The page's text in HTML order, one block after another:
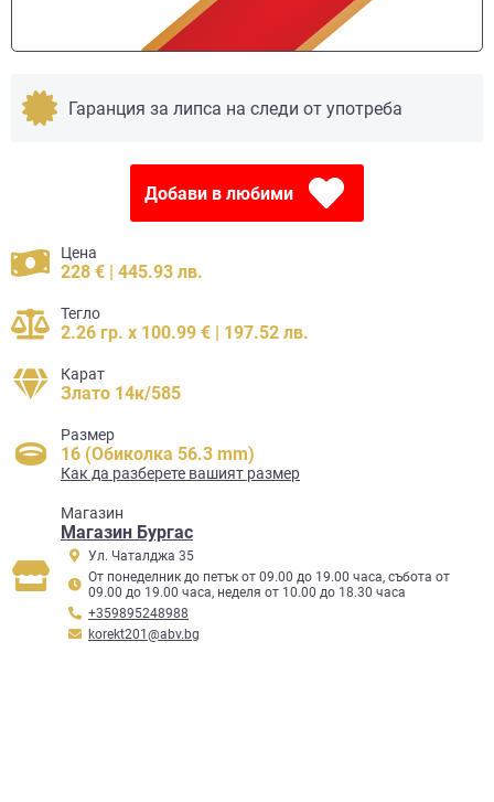
Гаранция за липса на следи от употреба
Добави в любими
Цена
228 € | 445.93 лв.
Тегло
2.26 гр. x 100.99 € | 197.52 лв.
Карат
Злато 14к/585
Размер
16 (Обиколка 56.3 mm)
Как да разберете вашият размер
Mагазин
Магазин Бургас
Ул. Чаталджа 35
От понеделник до петък от 09.00 до 19.00 часа, събота от
09.00 до 19.00 часа, неделя от 10.00 до 18.30 часа
+359895248988
korekt201@abv.bg